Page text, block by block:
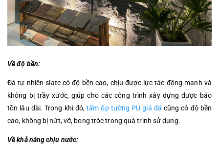
Về độ bền:
Đá tự nhiên slate có độ bền cao, chịu được lực tác động mạnh và
không bị trầy xước, giúp cho các công trình xây dựng được bảo
tồn lâu dài. Trong khi đó, tấm ốp tường PU giả đá cũng có độ bền
cao, không bị nứt, vỡ, bong tróc trong quá trình sử dụng.
Về khả năng chịu nước: